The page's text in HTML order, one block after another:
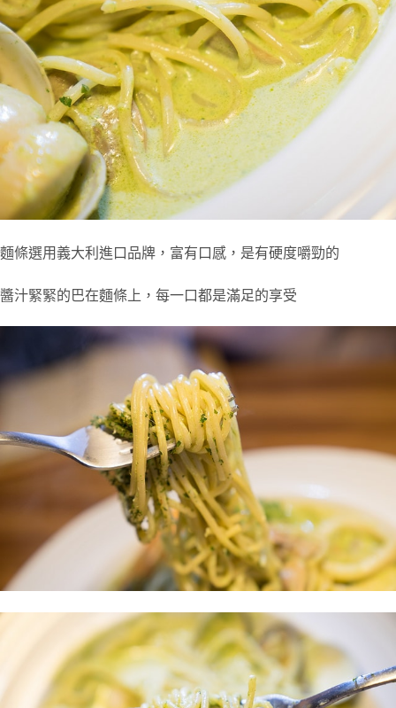
麵條選用義大利進口品牌，富有口感，是有硬度嚼勁的
醬汁緊緊的巴在麵條上，每一口都是滿足的享受